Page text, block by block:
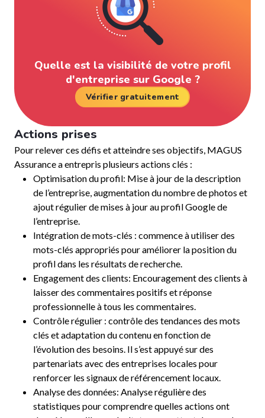
Quelle est la visibilité de votre profil
d'entreprise sur Google ?
Vérifier gratuitement
Actions prises
Pour relever ces défis et atteindre ses objectifs, MAGUS
Assurance a entrepris plusieurs actions clés :
Optimisation du profil: Mise à jour de la description
de l’entreprise, augmentation du nombre de photos et
ajout régulier de mises à jour au profil Google de
l’entreprise.
Intégration de mots-clés : commence à utiliser des
mots-clés appropriés pour améliorer la position du
profil dans les résultats de recherche.
Engagement des clients: Encouragement des clients à
laisser des commentaires positifs et réponse
professionnelle à tous les commentaires.
Contrôle régulier : contrôle des tendances des mots
clés et adaptation du contenu en fonction de
l’évolution des besoins. Il s’est appuyé sur des
partenariats avec des entreprises locales pour
renforcer les signaux de référencement locaux.
Analyse des données: Analyse régulière des
statistiques pour comprendre quelles actions ont